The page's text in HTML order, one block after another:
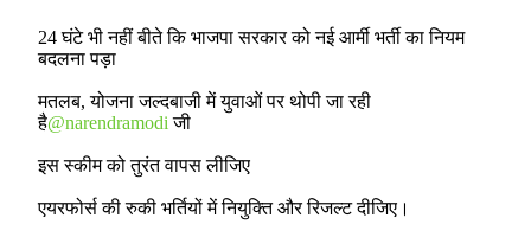
24 घंटे भी नहीं बीते कि भाजपा सरकार को नई आर्मी भर्ती का नियम
बदलना पड़ा
मतलब, योजना जल्दबाजी में युवाओं पर थोपी जा रही
है@narendramodi जी
इस स्कीम को तुरंत वापस लीजिए
एयरफोर्स की रुकी भर्तियों में नियुक्ति और रिजल्ट दीजिए।